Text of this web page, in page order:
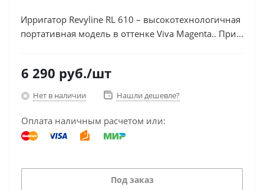
Ирригатор Revyline RL 610 – высокотехнологичная
портативная модель в оттенке Viva Magenta.. При...
6 290 руб./шт
Нет в наличии Нашли дешевле?
Оплата наличным расчетом или:
Под заказ